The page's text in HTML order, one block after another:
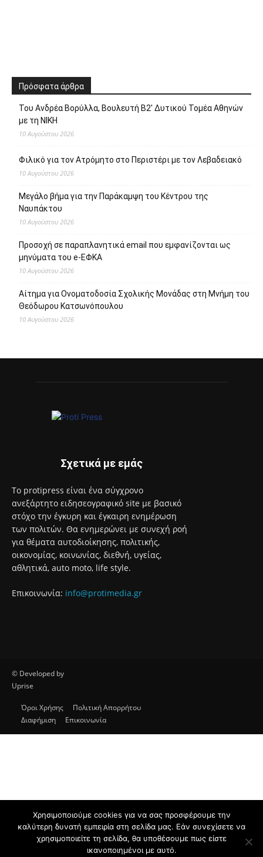
Πρόσφατα άρθρα
Του Ανδρέα Βορύλλα, Βουλευτή Β2′ Δυτικού Τομέα Αθηνών
με τη ΝΙΚΗ
10 Αυγούστου 2026
Φιλικό για τον Ατρόμητο στο Περιστέρι με τον Λεβαδειακό
10 Αυγούστου 2026
Μεγάλο βήμα για την Παράκαμψη του Κέντρου της
Ναυπάκτου
10 Αυγούστου 2026
Προσοχή σε παραπλανητικά email που εμφανίζονται ως
μηνύματα του e-ΕΦΚΑ
10 Αυγούστου 2026
Αίτημα για Ονοματοδοσία Σχολικής Μονάδας στη Μνήμη του
Θεόδωρου Κατσωνόπουλου
10 Αυγούστου 2026
Σχετικά με εμάς
Το protipress είναι ένα σύγχρονο
ανεξάρτητο ειδησεογραφικό site με βασικό
στόχο την έγκυρη και έγκαιρη ενημέρωση
των πολιτών. Θα ενημερώνει με συνεχή ροή
για θέματα αυτοδιοίκησης, πολιτικής,
οικονομίας, κοινωνίας, διεθνή, υγείας,
αθλητικά, auto moto, life style.
Επικοινωνία: info@protimedia.gr
© Developed by
Uprise
Όροι Χρήσης
Πολιτική Απορρήτου
Διαφήμιση
Επικοινωνία
Χρησιμοποιούμε cookies για να σας προσφέρουμε την
καλύτερη δυνατή εμπειρία στη σελίδα μας. Εάν συνεχίσετε να
χρησιμοποιείτε τη σελίδα, θα υποθέσουμε πως είστε
ικανοποιημένοι με αυτό.